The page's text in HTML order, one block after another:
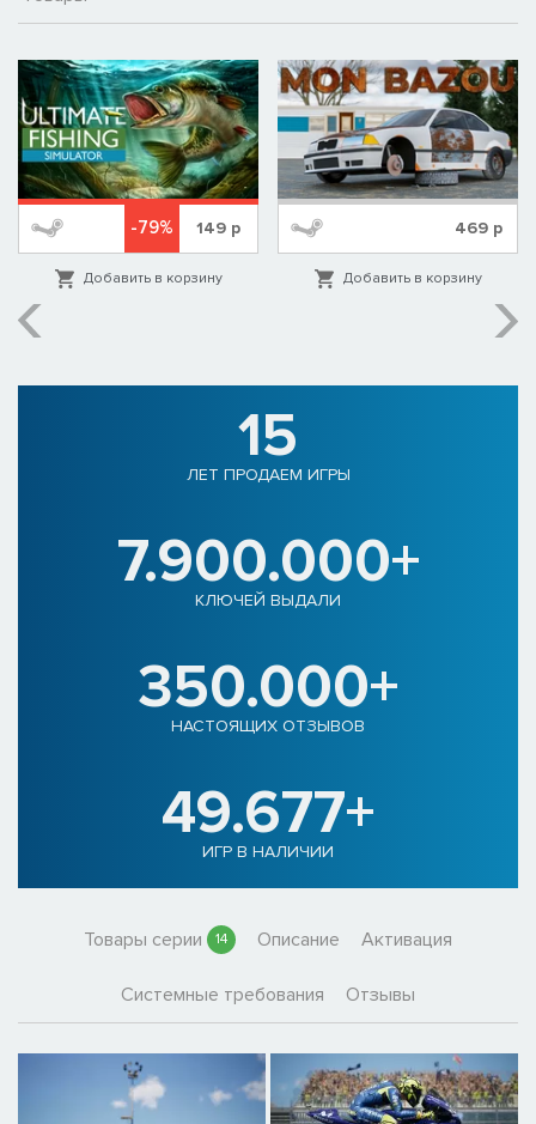
-79% 149 р
Добавить в корзину
469р
Добавить в корзину
15
ЛЕТ ПРОДАЕМ ИГРЫ
7.900.000+
КЛЮЧЕЙ ВЫДАЛИ
350.000+
НАСТОЯЩИХ ОТЗЫВОВ
49.677+
ИГР В НАЛИЧИИ
Товары серии 14 Описание Активация
Системные требования Отзывы